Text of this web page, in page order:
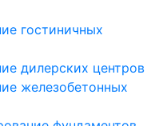
гостиничных
дилерских центров
железобетонных